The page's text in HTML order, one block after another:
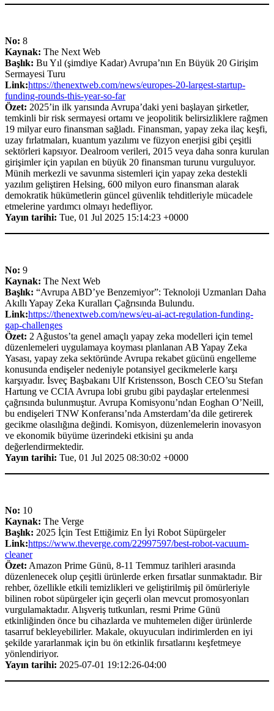
No: 8
Kaynak: The Next Web
Başlık: Bu Yıl (şimdiye Kadar) Avrupa’nın En Büyük 20 Girişim
Sermayesi Turu
Link:https://thenextweb.com/news/europes-20-largest-startup-
funding-rounds-this-year-so-far
Özet: 2025’in ilk yarısında Avrupa’daki yeni başlayan şirketler,
temkinli bir risk sermayesi ortamı ve jeopolitik belirsizliklere rağmen
19 milyar euro finansman sağladı. Finansman, yapay zeka ilaç keşfi,
uzay fırlatmaları, kuantum yazılımı ve füzyon enerjisi gibi çeşitli
sektörleri kapsıyor. Dealroom verileri, 2015 veya daha sonra kurulan
girişimler için yapılan en büyük 20 finansman turunu vurguluyor.
Münih merkezli ve savunma sistemleri için yapay zeka destekli
yazılım geliştiren Helsing, 600 milyon euro finansman alarak
demokratik hükümetlerin güncel güvenlik tehditleriyle mücadele
etmelerine yardımcı olmayı hedefliyor.
Yayın tarihi: Tue, 01 Jul 2025 15:14:23 +0000
No: 9
Kaynak: The Next Web
Başlık: “Avrupa ABD’ye Benzemiyor”: Teknoloji Uzmanları Daha
Akıllı Yapay Zeka Kuralları Çağrısında Bulundu.
Link:https://thenextweb.com/news/eu-ai-act-regulation-funding-
gap-challenges
Özet: 2 Ağustos’ta genel amaçlı yapay zeka modelleri için temel
düzenlemeleri uygulamaya koyması planlanan AB Yapay Zeka
Yasası, yapay zeka sektöründe Avrupa rekabet gücünü engelleme
konusunda endişeler nedeniyle potansiyel gecikmelerle karşı
karşıyadır. İsveç Başbakanı Ulf Kristensson, Bosch CEO’su Stefan
Hartung ve CCIA Avrupa lobi grubu gibi paydaşlar ertelenmesi
çağrısında bulunmuştur. Avrupa Komisyonu’ndan Eoghan O’Neill,
bu endişeleri TNW Konferansı’nda Amsterdam’da dile getirerek
gecikme olasılığına değindi. Komisyon, düzenlemelerin inovasyon
ve ekonomik büyüme üzerindeki etkisini şu anda
değerlendirmektedir.
Yayın tarihi: Tue, 01 Jul 2025 08:30:02 +0000
No: 10
Kaynak: The Verge
Başlık: 2025 İçin Test Ettiğimiz En İyi Robot Süpürgeler
Link:https://www.theverge.com/22997597/best-robot-vacuum-
cleaner
Özet: Amazon Prime Günü, 8-11 Temmuz tarihleri arasında
düzenlenecek olup çeşitli ürünlerde erken fırsatlar sunmaktadır. Bir
rehber, özellikle etkili temizlikleri ve geliştirilmiş pil ömürleriyle
bilinen robot süpürgeler için geçerli olan mevcut promosyonları
vurgulamaktadır. Alışveriş tutkunları, resmi Prime Günü
etkinliğinden önce bu cihazlarda ve muhtemelen diğer ürünlerde
tasarruf bekleyebilirler. Makale, okuyucuları indirimlerden en iyi
şekilde yararlanmak için bu ön etkinlik fırsatlarını keşfetmeye
yönlendiriyor.
Yayın tarihi: 2025-07-01 19:12:26-04:00